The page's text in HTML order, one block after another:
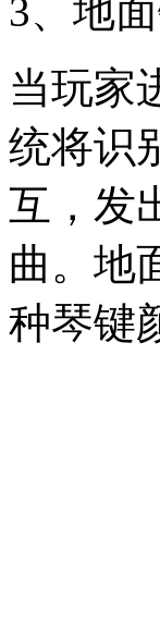
3、地
当玩家
统将识
互，发
曲。地
种琴键